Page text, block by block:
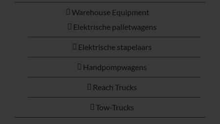
Warehouse Equipment
Elektrische palletwagens
Elektrische stapelaars
Handpompwagens
Reach Trucks
Tow-Trucks